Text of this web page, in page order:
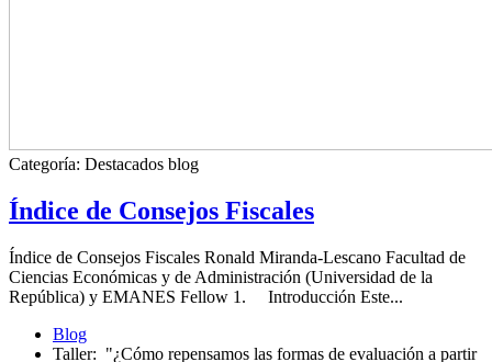
Categoría: Destacados blog
Índice de Consejos Fiscales
Índice de Consejos Fiscales Ronald Miranda-Lescano Facultad de
Ciencias Económicas y de Administración (Universidad de la
República) y EMANES Fellow 1. Introducción Este...
Blog
Taller: "¿Cómo repensamos las formas de evaluación a partir